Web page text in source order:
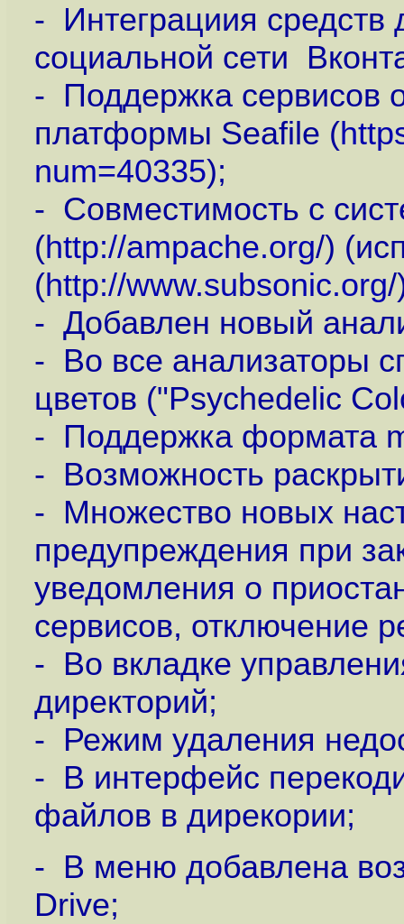
- Интеграциия
социальной сети
- Поддержка сервисов
платформы Seafile (
num=40335);
- Совместимость с
(http://ampache.org/)
(http://www.subsonic.org/
- Добавлен новый
- Во все анализаторы
цветов ("Psychedelic
- Поддержка формата
- Возможность
- Множество новых
предупреждения при
уведомления о
сервисов, отключение
- Во вкладке
директорий;
- Режим удаления
- В интерфейс
файлов в дирекории;
- В меню добавлена
Drive;